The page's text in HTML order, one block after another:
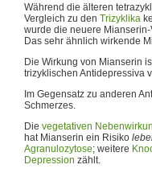
Während die älteren
Vergleich zu den Trizyklika
wurde die neuere
Das sehr ähnlich wirkende
Die Wirkung von Mianserin
trizyklischen Antidepressiva
Im Gegensatz zu anderen
Schmerzes.
Die vegetativen
hat Mianserin ein Risiko
Agranulozytose; weitere
Depression zählt.